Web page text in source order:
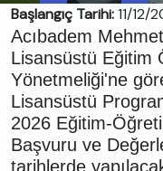
Başlangıç Tarihi:11/12/
Acıbadem
Lisansüstü Eğitim
Yönetmeliği'ne
Lisansüstü
2026 Eğitim-
Başvuru ve
tarihlerde